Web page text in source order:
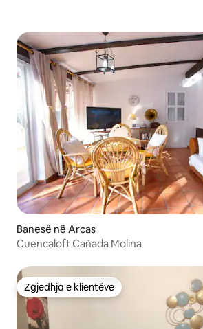
Banesë në Arcas
Cuencaloft Cañada Molina
Zgjedhja e klientëve
Zgjedhja e klientëve